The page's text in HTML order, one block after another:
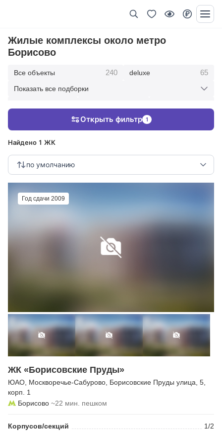
Жилые комплексы около метро
Борисово
Все объекты 240 deluxe 65
123 клубные дома
Показать все подборки
Найдено 1 ЖК
по умолчанию
Открыть фильтр 1
Год сдачи 2009
ЖК «Борисовские Пруды»
ЮАО Москворечье-Сабурово Борисовские Пруды улица , 5,
корп. 1
Борисово ~22 мин. пешком
Корпусов/секций
1/2